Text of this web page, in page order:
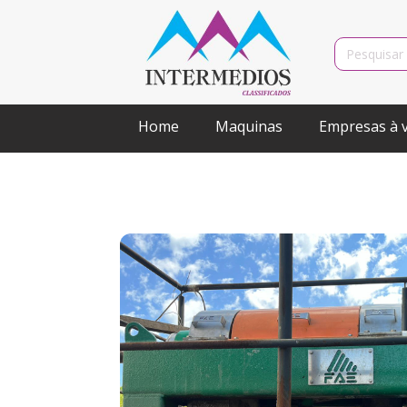
Search
for:
Home Maquinas Empresas à